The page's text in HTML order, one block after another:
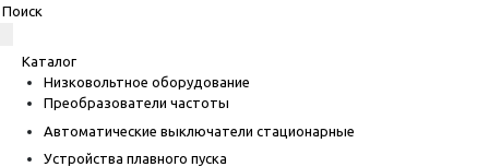
Каталог
Низковольтное оборудование
Преобразователи частоты
Автоматические выключатели стационарные
Устройства плавного пуска